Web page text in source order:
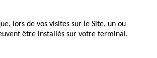
lors de vos visites sur le Site, un ou
être installés sur votre terminal.